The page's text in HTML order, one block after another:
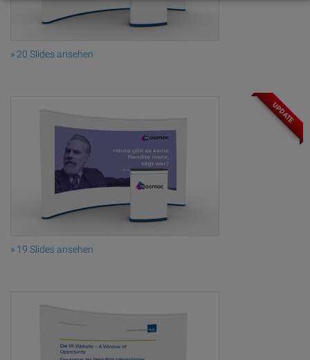
» 20 Slides ansehen
UPDATE
» 19 Slides ansehen